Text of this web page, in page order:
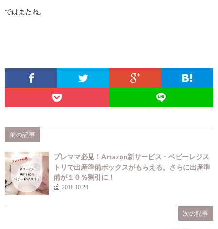
ではまたね。
前の記事
プレママ必見！Amazon新サービス・ベビーレジス
トリで出産準備ボックスがもらえる。さらに出産準
備が１０％割引に！
2018.10.24
次の記事